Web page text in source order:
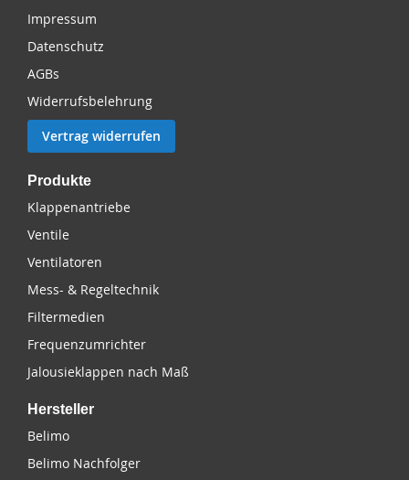
Impressum
Datenschutz
AGBs
Widerrufsbelehrung
Vertrag widerrufen
Produkte
Klappenantriebe
Ventile
Ventilatoren
Mess- & Regeltechnik
Filtermedien
Frequenzumrichter
Jalousieklappen nach Maß
Hersteller
Belimo
Belimo Nachfolger